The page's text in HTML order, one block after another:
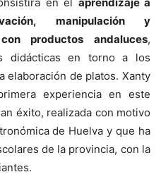
manipulación y
productos andaluces,
didácticas en torno a los
elaboración de platos. Xanty
experiencia en este
éxito, realizada con motivo
de Huelva y que ha
de la provincia, con la